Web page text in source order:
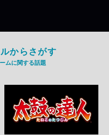
からさがす
ムに関する話題